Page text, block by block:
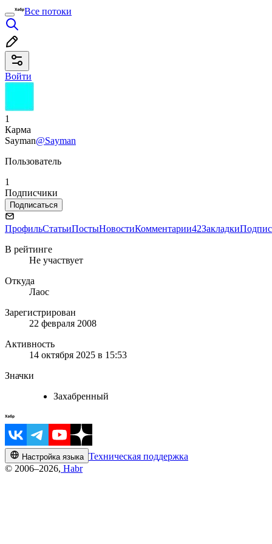
Все потоки
Войти
1
Карма
Sayman@Sayman
Пользователь
1
Подписчики
Подписаться
ПрофильСтатьиПостыНовостиКомментарии42Закладки
В рейтинге
Не участвует
Откуда
Лаос
Зарегистрирован
22 февраля 2008
Активность
14 октября 2025 в 15:53
Значки
Захабренный
Настройка языка Техническая поддержка
© 2006–2026, Habr